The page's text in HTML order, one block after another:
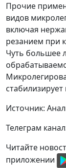
Прочие
видов
включая
резанием при
Чуть большее
Источник:
Телеграм
Читайте
приложении